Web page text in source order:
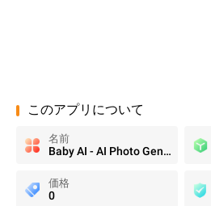
このアプリについて
名前
Baby AI - AI Photo Generator
価格
0